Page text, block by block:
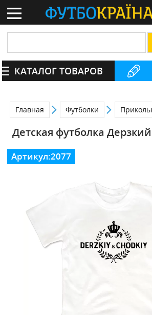
КАТАЛОГ ТОВАРОВ
Главная Футболки
Детская футболка
Артикул:2077